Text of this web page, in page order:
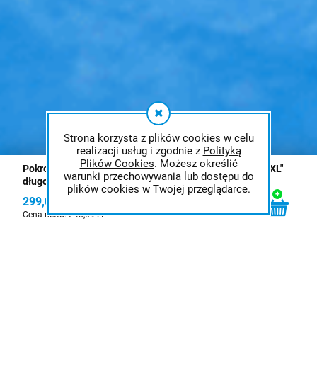
Strona korzysta z plików cookies w celu
realizacji usług i zgodnie z Polityką
Plików Cookies. Możesz określić
warunki przechowywania lub dostępu do
plików cookies w Twojej przeglądarce.
Pokrowiec ochronny na samochód " PREMIUM SEDAN XXL"
długość 500-535cm
299,00 zł
Cena netto:243,09 zł